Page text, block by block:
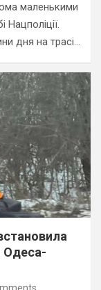
маленькими
дня на трасі…
Одеса-